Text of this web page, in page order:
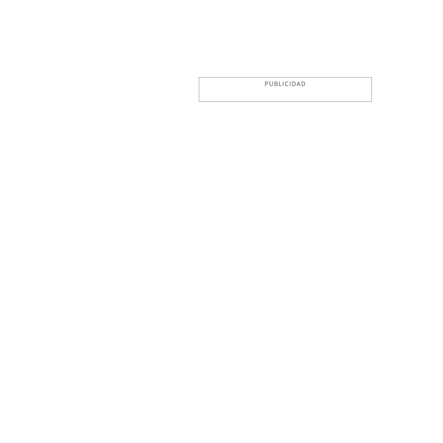
PUBLICIDAD